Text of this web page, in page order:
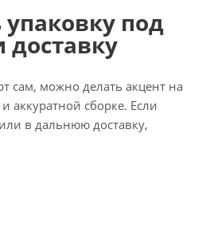
под
сам, можно делать акцент на
аккуратной сборке. Если
в дальнюю доставку,